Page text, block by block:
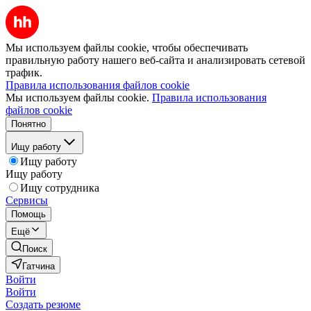
Мы используем файлы cookie, чтобы обеспечивать
правильную работу нашего веб-сайта и анализировать сетевой
трафик.
Правила использования файлов cookie
Мы используем файлы cookie. Правила использования
файлов cookie
Понятно
Ищу работу
Ищу работу
Ищу работу
Ищу сотрудника
Сервисы
Помощь
Ещё
Поиск
Гатчина
Войти
Войти
Создать резюме